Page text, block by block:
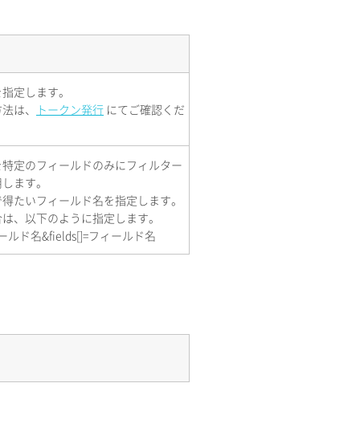
定します。
は、
トークン発行 にてご確認くだ
定のフィールドのみにフィルター
ます。
たいフィールド名を指定します。
、以下のように指定します。
ド名&fields[]=フィールド名